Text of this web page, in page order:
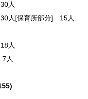
人
[保育所部分] 15人
人
人